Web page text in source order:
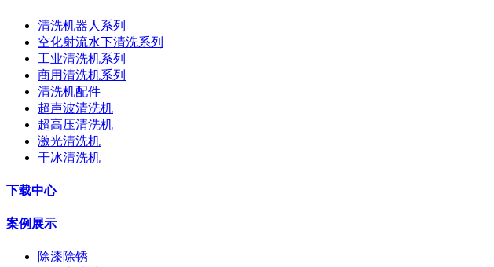
清洗机器人系列
空化射流水下清洗系列
工业清洗机系列
商用清洗机系列
清洗机配件
超声波清洗机
超高压清洗机
激光清洗机
干冰清洗机
下载中心
案例展示
除漆除锈